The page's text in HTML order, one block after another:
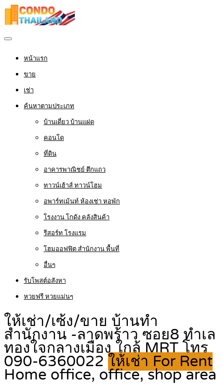
หน้าแรก
ขาย
เช่า
ค้นหาตามประเภท
บ้านเดี่ยว บ้านแฝด
คอนโด
ที่ดิน
อาคารพาณิชย์ ตึกแถว
ทาวน์เฮ้าส์ ทาวน์โฮม
อพาร์ทเม้นท์ ห้องเช่า หอพัก
โรงงาน โกดัง คลังสินค้า
รีสอร์ท โรงแรม
โฮมออฟฟิต สำนักงาน พื้นที่
อื่นๆ
รับโพสต์อสังหา
หวยฟรี หวยแม่นๆ
ให้เช่า/เซ้ง/ขาย บ้านทำ
สำนักงาน -ลาดพร้าว ซอย8 ทำเล
ทองใจกลางเมือง ใกล้ MRT โทร
090-6360022 ให้เช่า For Rent
Home office, office, shop area